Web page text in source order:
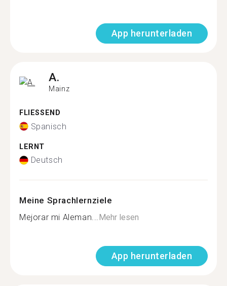
App herunterladen
A.
Mainz
FLIESSEND
Spanisch
LERNT
Deutsch
Meine Sprachlernziele
Mejorar mi Aleman...Mehr lesen
App herunterladen